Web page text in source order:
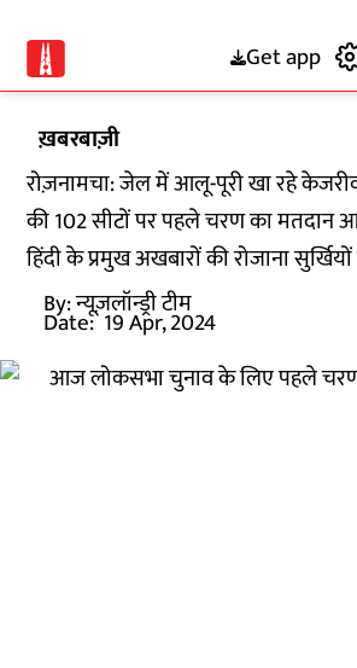
Get app
ख़बरबाज़ी
रोज़नामचा: जेल में आलू-पूरी खा रहे
की 102 सीटों पर पहले चरण का मतदान
हिंदी के प्रमुख अखबारों की रोजाना
By:न्यूज़लॉन्ड्री टीम
Date: 19 Apr, 2024